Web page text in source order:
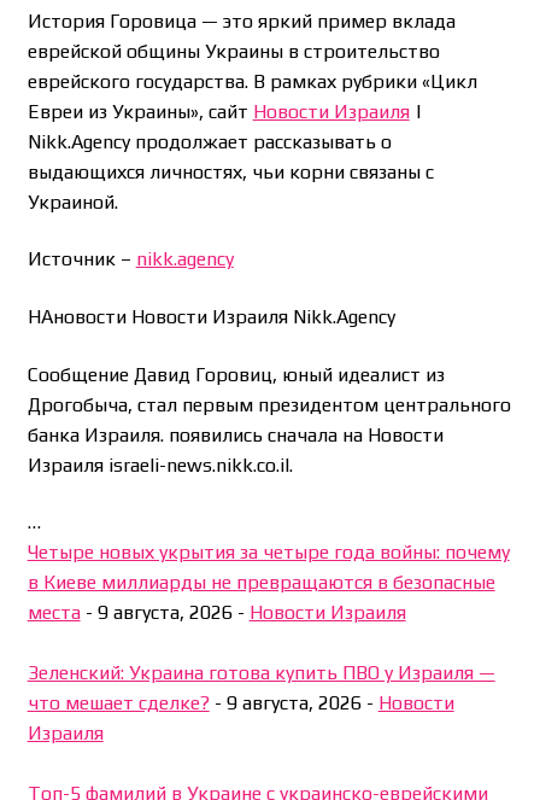
История Горовица — это яркий пример вклада
еврейской общины Украины в строительство
еврейского государства. В рамках рубрики «Цикл
Евреи из Украины», сайт Новости Израиля|
Nikk.Agency продолжает рассказывать о
выдающихся личностях, чьи корни связаны с
Украиной.
Источник – nikk.agency
НАновости Новости Израиля Nikk.Agency
Сообщение Давид Горовиц, юный идеалист из
Дрогобыча, стал первым президентом центрального
банка Израиля. появились сначала на Новости
Израиля israeli-news.nikk.co.il.
…
Четыре новых укрытия за четыре года войны: почему
в Киеве миллиарды не превращаются в безопасные
места- 9 августа, 2026- Новости Израиля
Зеленский: Украина готова купить ПВО у Израиля —
что мешает сделке?- 9 августа, 2026- Новости
Израиля
Топ-5 фамилий в Украине с украинско-еврейскими